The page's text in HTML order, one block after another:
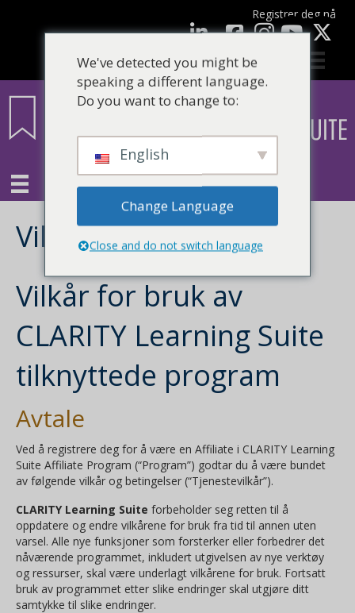
Registrer deg nå
LinkedInFacebook YouTube
Vilkår og betingelser
Vilkår for bruk av
CLARITY Learning Suite
tilknyttede program
Avtale
Ved å registrere deg for å være en Affiliate i CLARITY Learning
Suite Affiliate Program (“Program”) godtar du å være bundet
av følgende vilkår og betingelser (“Tjenestevilkår”).
CLARITY Learning Suite forbeholder seg retten til å
oppdatere og endre vilkårene for bruk fra tid til annen uten
varsel. Alle nye funksjoner som forsterker eller forbedrer det
nåværende programmet, inkludert utgivelsen av nye verktøy
og ressurser, skal være underlagt vilkårene for bruk. Fortsatt
bruk av programmet etter slike endringer skal utgjøre ditt
samtykke til slike endringer.
We've detected you might be
speaking a different language.
Do you want to change to:
English
Change Language
Close and do not switch language